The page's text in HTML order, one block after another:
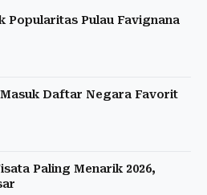
Popularitas Pulau Favignana
Daftar Negara Favorit
Paling Menarik 2026,